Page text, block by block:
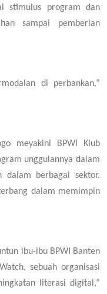
stimulus program dan
sampai pemberian
di perbankan,”
meyakini BPWI Klub
unggulannya dalam
dalam berbagai sektor.
dalam memimpin
ibu-ibu BPWI Banten
sebuah organisasi
literasi digital,”